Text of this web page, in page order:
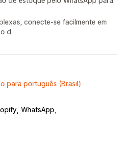
conecte-se facilmente em
d
para português (Brasil)
WhatsApp